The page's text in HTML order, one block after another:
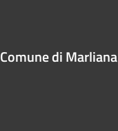
Comune di Marliana